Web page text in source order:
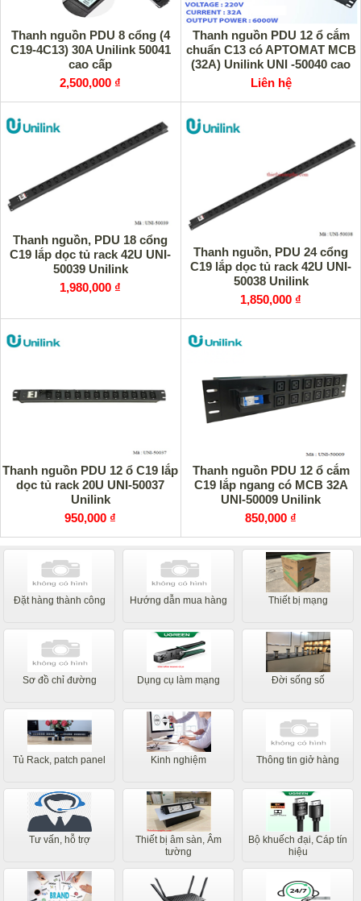
Thanh nguồn PDU 8 cổng (4
C19-4C13) 30A Unilink 50041
cao cấp
2,500,000 ₫
Thanh nguồn PDU 12 ổ cắm
chuẩn C13 có APTOMAT MCB
(32A) Unilink UNI -50040 cao
cấp
Liên hệ
Thanh nguồn, PDU 18 cổng
C19 lắp dọc tủ rack 42U UNI-
50039 Unilink
1,980,000 ₫
Thanh nguồn, PDU 24 cổng
C19 lắp dọc tủ rack 42U UNI-
50038 Unilink
1,850,000 ₫
Thanh nguồn PDU 12 ổ C19 lắp
dọc tủ rack 20U UNI-50037
Unilink
950,000 ₫
Thanh nguồn PDU 12 ổ cắm
C19 lắp ngang có MCB 32A
UNI-50009 Unilink
850,000 ₫
Đặt hàng thành công Hướng dẫn mua hàng Thiết bị mạng
Sơ đồ chỉ đường Dụng cụ làm mạng Đời sống số
Tủ Rack, patch panel Kinh nghiệm Thông tin giở hàng
Tư vấn, hỗ trợ
Thiết bị âm sàn, Âm
tường
Bộ khuếch đại, Cáp tín
hiệu